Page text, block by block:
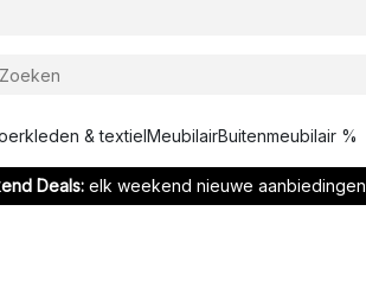
& textielMeubilairBuitenmeubilair %
Deals: elk weekend nieuwe aanbiedingen